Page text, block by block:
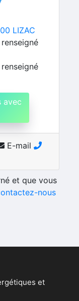
LIZAC
avec
E-mail
et que vous
nous
et